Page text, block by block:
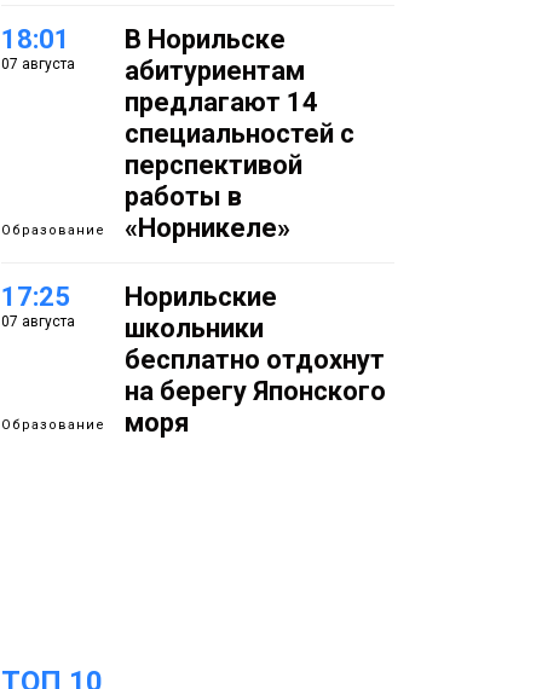
18:01
07 августа
Образование
В Норильске
абитуриентам
предлагают 14
специальностей с
перспективой
работы в
«Норникеле»
17:25
07 августа
Образование
Норильские
школьники
бесплатно отдохнут
на берегу Японского
моря
ТОП 10